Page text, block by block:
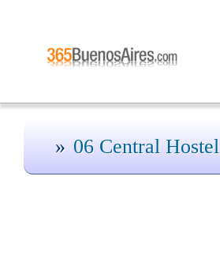
06 Central Hostel